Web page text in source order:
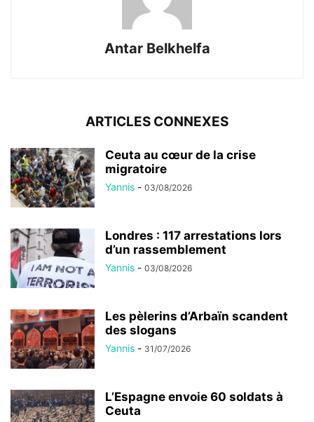
Antar Belkhelfa
ARTICLES CONNEXES
Ceuta au cœur de la crise
migratoire
Yannis - 03/08/2026
Londres : 117 arrestations lors
d’un rassemblement
Yannis - 03/08/2026
Les pèlerins d’Arbaïn scandent
des slogans
Yannis - 31/07/2026
L’Espagne envoie 60 soldats à
Ceuta